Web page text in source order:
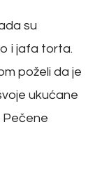
su
i jafa torta.
poželi da je
ukućane